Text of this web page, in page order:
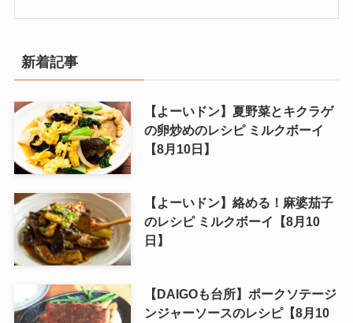
新着記事
【よーいドン】夏野菜とキクラゲ
の卵炒めのレシピ ミルクボーイ
【8月10日】
【よーいドン】絡める！麻婆茄子
のレシピ ミルクボーイ【8月10
日】
【DAIGOも台所】ポークソテージ
ンジャーソースのレシピ【8月10